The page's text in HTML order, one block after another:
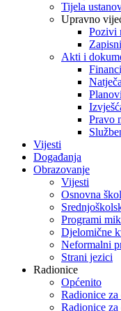
Tijela
Upravno
Pozivi
Akti i
​​​​​​​Pravo
Vijesti
Događanja
Obrazovanje
Vijesti
Osnovna
Programi
Djelomične
Neformalni
Strani jezici
Radionice
Općenito
Radionice za
Radionice za